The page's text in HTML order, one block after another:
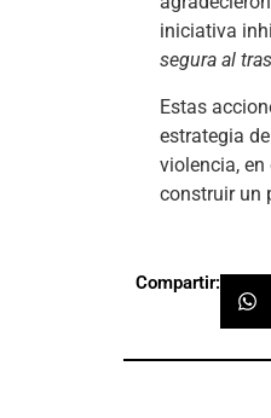
iniciativa
segura al
Estas
estrategia
violencia,
construir un
Compartir: